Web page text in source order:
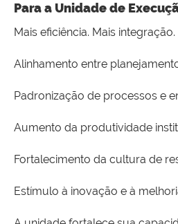
Para a Unidade de
Mais eficiência. Mais
Alinhamento entre
Padronização de processos e
Aumento da produtividade
Fortalecimento da cultura de
Estímulo à inovação e à